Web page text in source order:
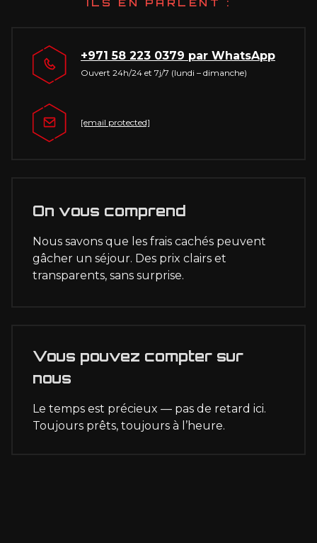
+971 58 223 0379 par WhatsApp
Ouvert 24h/24 et 7j/7 (lundi – dimanche)
[email protected]
On vous comprend
Nous savons que les frais cachés peuvent
gâcher un séjour. Des prix clairs et
transparents, sans surprise.
Vous pouvez compter sur
nous
Le temps est précieux — pas de retard ici.
Toujours prêts, toujours à l’heure.